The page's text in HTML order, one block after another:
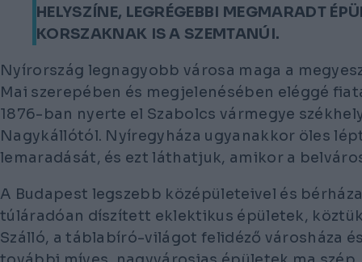
HELYSZÍNE, LEGRÉGEBBI MEGMARADT
KORSZAKNAK IS A SZEMTANÚI.
Nyírország legnagyobb városa maga a
Mai szerepében és megjelenésében eléggé
1876-ban nyerte el Szabolcs vármegye
Nagykállótól. Nyíregyháza ugyanakkor öles
lemaradását, és ezt láthatjuk, amikor a
A Budapest legszebb középületeivel és
túláradóan díszített eklektikus épületek,
Szálló, a táblabíró-világot felidéző városháza